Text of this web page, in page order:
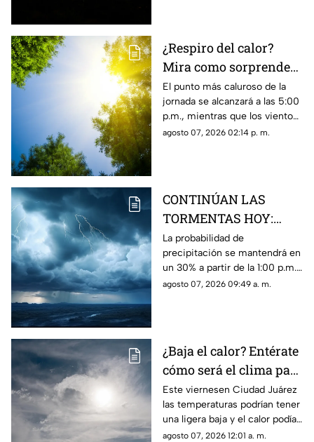
¿Respiro del calor?
Mira como sorprenderá
el clima de mañana 8
de agosto, en Ciudad
Juárez
El punto más caluroso de la
jornada se alcanzará a las 5:00
p.m., mientras que los vientos
registrarán velocidades de
agosto 07, 2026 02:14 p. m.
CONTINÚAN LAS
TORMENTAS HOY:
Mira las
probabilidades de
lluvia y VIENTOS para
este viernes en Ciudad
La probabilidad de
precipitación se mantendrá en
un 30% a partir de la 1:00 p.m.,
acompañada de vientos de
agosto 07, 2026 09:49 a. m.
¿Baja el calor? Entérate
cómo será el clima para
hoy, 7 de agosto, en
Ciudad Juárez
Este viernesen Ciudad Juárez
las temperaturas podrían tener
una ligera baja y el calor podía
dar un respiro este viernes
agosto 07, 2026 12:01 a. m.